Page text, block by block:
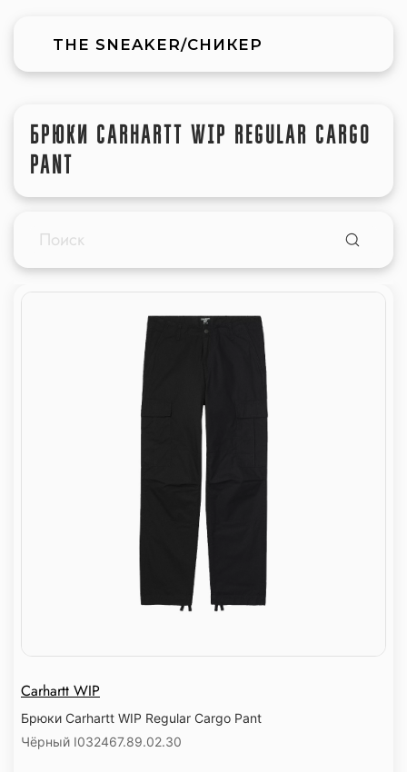
THE SNEAKER/СНИКЕР
БРЮКИ CARHARTT WIP REGULAR CARGO
PANT
Carhartt WIP
Брюки Carhartt WIP Regular Cargo Pant
Чёрный I032467.89.02.30